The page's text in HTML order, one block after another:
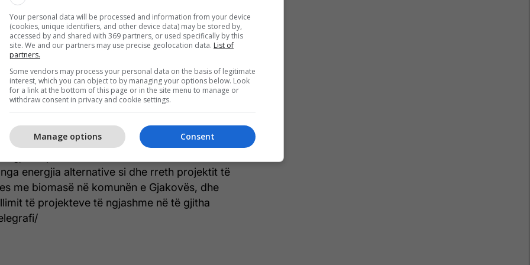
zhvillimin ekonomik të Kosovës.
pse prodhimi bazë i termocentralit Kosova e
ai do të ndihmojë në realizimin e projekteve
siç është edhe zgjerimi i projektit të ko-
së kapacitetit me qëllim të përmirësimit të
qendrore për banorët e Prishtinës dhe
por edhe mbrojtjes së ambientit.
është informuar edhe rreth aktiviteteve dhe
të ripërtërirë, ku Kosova është zotuar të ketë
energjia alternative si dhe rreth projektit të
me biomasë në komunën e Gjakovës, dhe
të projekteve të ngjashme në të gjitha
Your personal data will be processed and information from your device
(cookies, unique identifiers, and other device data) may be stored by,
accessed by and shared with 369 partners, or used specifically by this
site. We and our partners may use precise geolocation data. List of
partners.
Some vendors may process your personal data on the basis of legitimate
interest, which you can object to by managing your options below. Look
for a link at the bottom of this page or in the site menu to manage or
withdraw consent in privacy and cookie settings.
Consent
Manage options